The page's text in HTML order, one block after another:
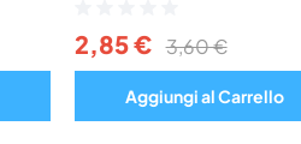
2,85 € 3,60 €
Aggiungi al Carrello